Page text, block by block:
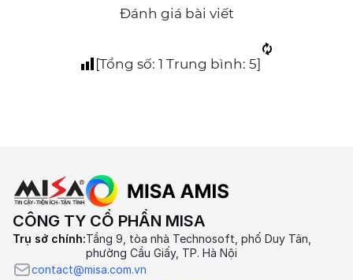
Đánh giá bài viết
[Tổng số: 1 Trung bình: 5]
CÔNG TY CỔ PHẦN MISA
Trụ sở chính:Tầng 9, tòa nhà Technosoft, phố Duy Tân,
phường Cầu Giấy, TP. Hà Nội
contact@misa.com.vn